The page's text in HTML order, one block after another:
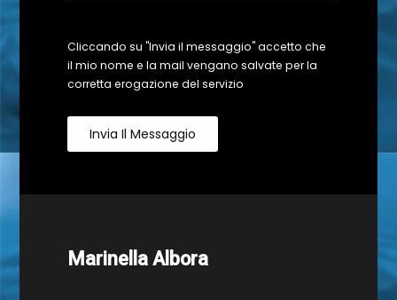
Cliccando su "Invia il messaggio" accetto che
il mio nome e la mail vengano salvate per la
corretta erogazione del servizio
Invia Il Messaggio
Marinella Albora